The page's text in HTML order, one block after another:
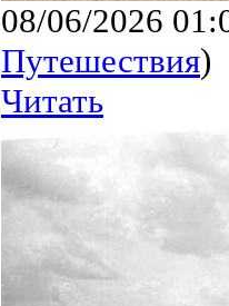
08/06/2026
Путешествия)
Читать